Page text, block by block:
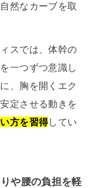
然なカーブを取
ィスでは、体幹の
一つずつ意識し
、胸を開くエク
定させる動きを
方を習得してい
や腰の負担を軽